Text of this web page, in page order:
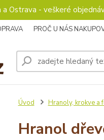
Ostrava - veškeré
PROČ U NÁS
Úvod Hranoly, krokve a
Hranol